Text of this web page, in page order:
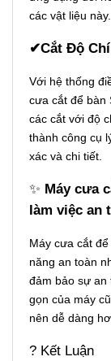
các vật liệu này.
✔Cắt Độ
Với hệ thống
cưa cắt để bàn
các cắt với độ
thành công cụ
xác và chi tiết.
✨ Máy cưa
làm việc an
Máy cưa cắt
năng an toàn
đảm bảo sự an
gọn của máy
nên dễ dàng
? Kết Luận